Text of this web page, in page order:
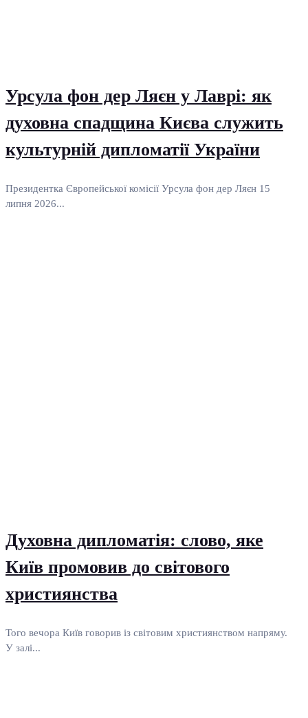
Урсула фон дер Ляєн у Лаврі: як
духовна спадщина Києва служить
культурній дипломатії України
Президентка Європейської комісії Урсула фон дер Ляєн 15
липня 2026...
Духовна дипломатія: слово, яке
Київ промовив до світового
християнства
Того вечора Київ говорив із світовим християнством напряму.
У залі...